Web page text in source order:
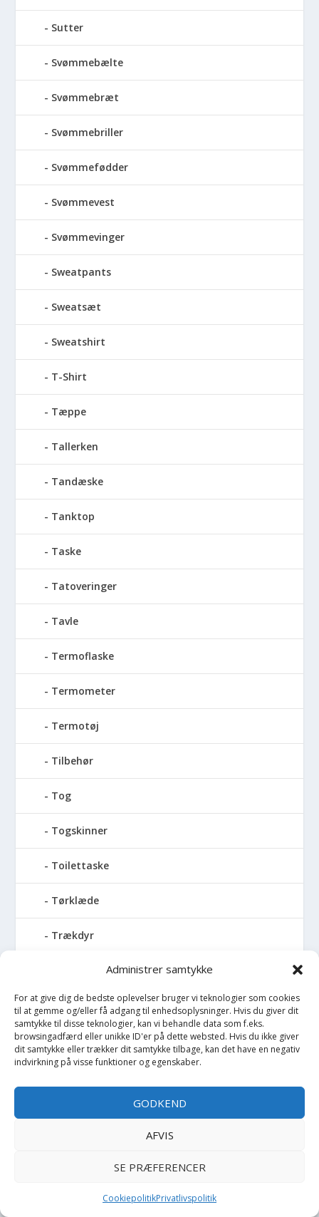
Administrer samtykke
For at give dig de bedste oplevelser bruger vi teknologier som cookies
til at gemme og/eller få adgang til enhedsoplysninger. Hvis du giver dit
samtykke til disse teknologier, kan vi behandle data som f.eks.
browsingadfærd eller unikke ID'er på dette websted. Hvis du ikke giver
dit samtykke eller trækker dit samtykke tilbage, kan det have en negativ
indvirkning på visse funktioner og egenskaber.
GODKEND
AFVIS
SE PRÆFERENCER
CookiepolitikPrivatlivspolitik
Sutter
Svømmebælte
Svømmebræt
Svømmebriller
Svømmefødder
Svømmevest
Svømmevinger
Sweatpants
Sweatsæt
Sweatshirt
T-Shirt
Tæppe
Tallerken
Tandæske
Tanktop
Taske
Tatoveringer
Tavle
Termoflaske
Termometer
Termotøj
Tilbehør
Tog
Togskinner
Toilettaske
Tørklæde
Trækdyr
Træningssæt
Trusser